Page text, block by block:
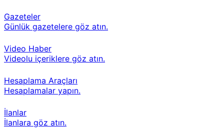
Gazeteler
Günlük gazetelere göz atın.
Video Haber
Videolu içeriklere göz atın.
Hesaplama Araçları
Hesaplamalar yapın.
İlanlar
İlanlara göz atın.